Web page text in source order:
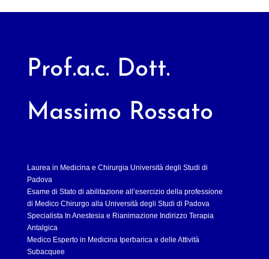
Prof.a.c. Dott.
Massimo Rossato
Laurea in Medicina e Chirurgia Università degli Studi di
Padova
Esame di Stato di abilitazione all’esercizio della professione
di Medico Chirurgo alla Università degli Studi di Padova
Specialista In Anestesia e Rianimazione Indirizzo Terapia
Antalgica
Medico Esperto in Medicina Iperbarica e delle Attività
Subacquee